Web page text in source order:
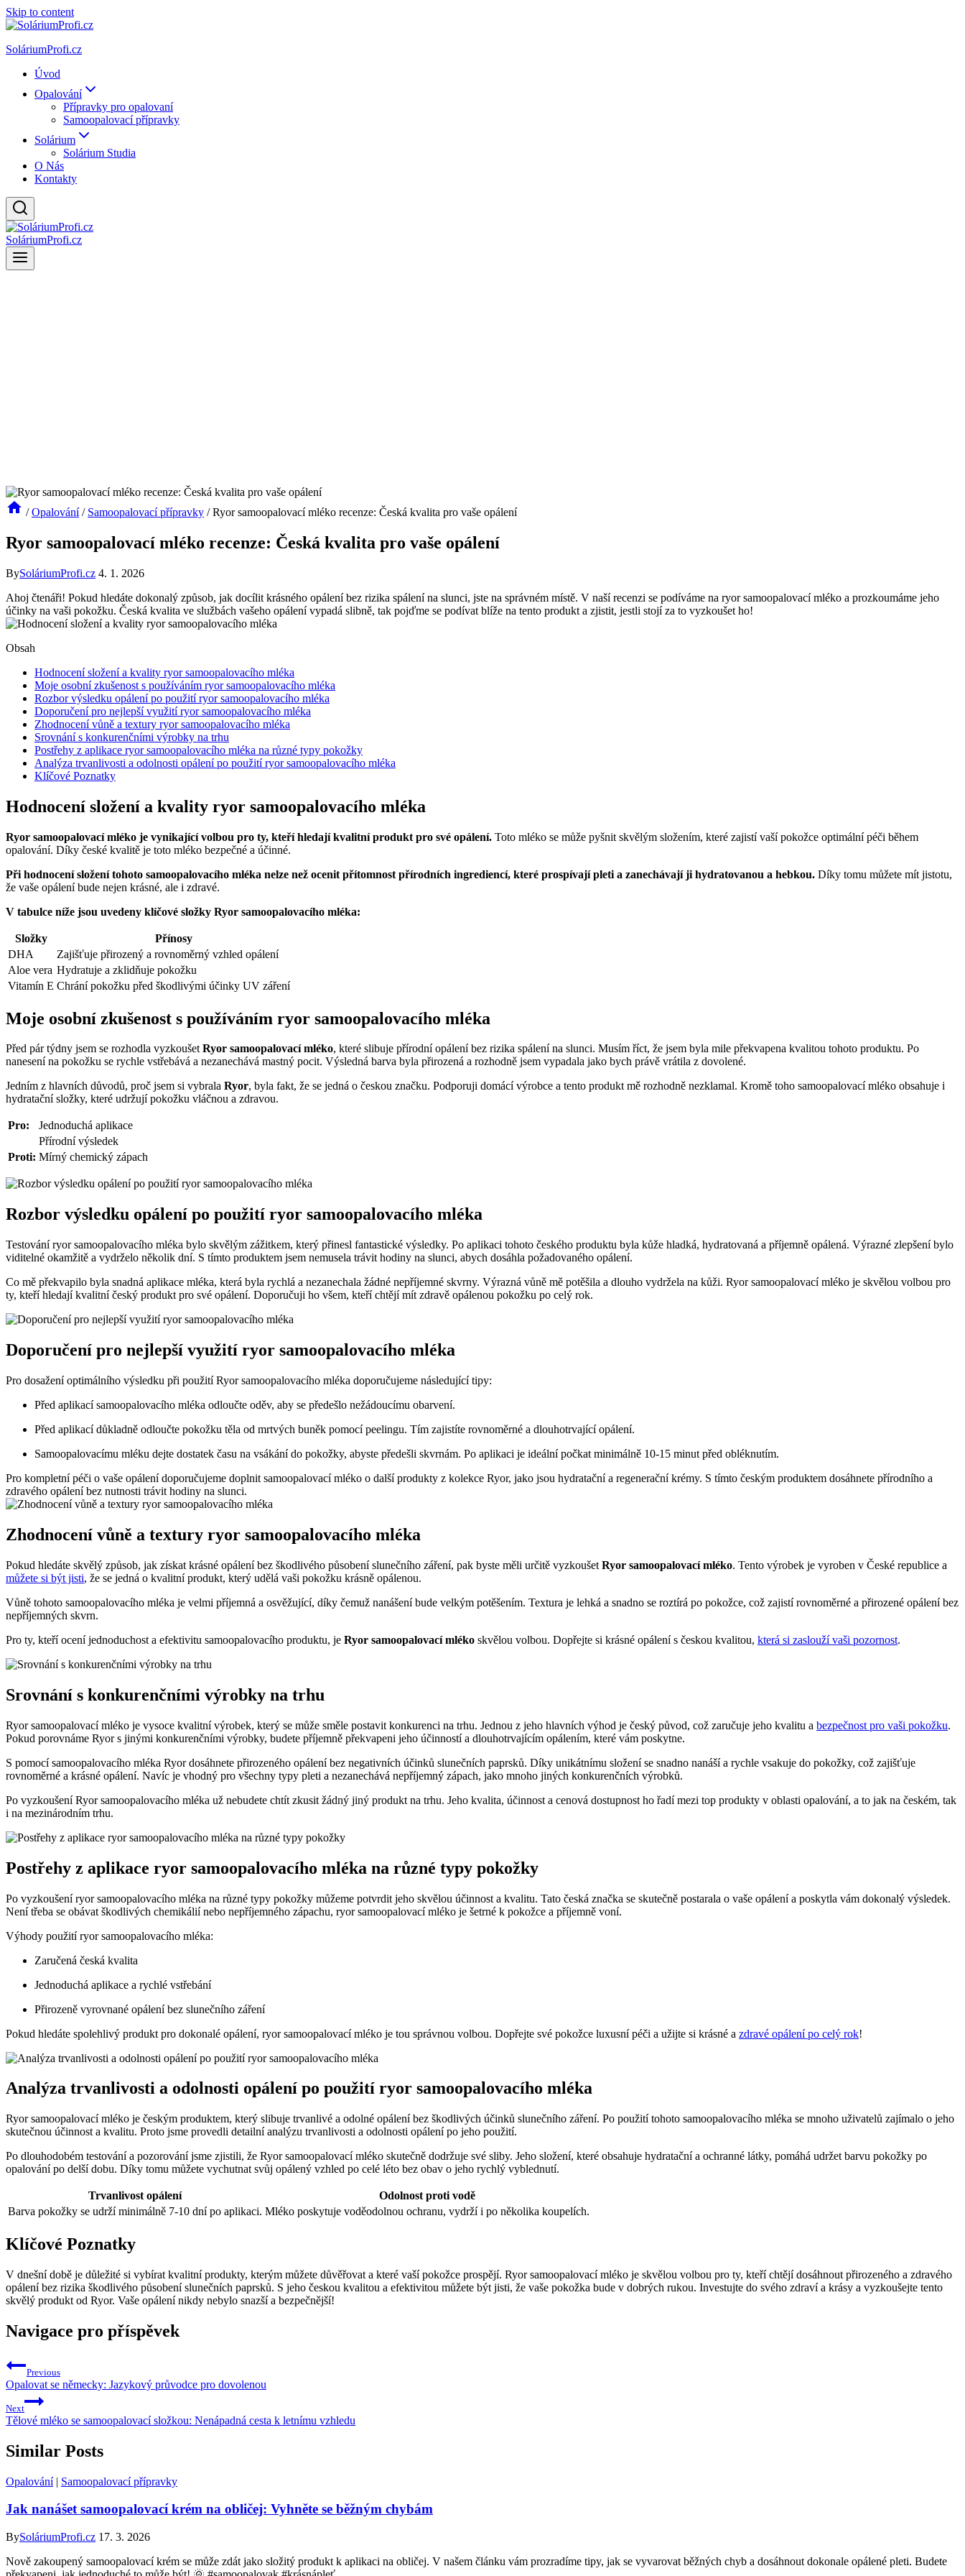
Skip to content
SoláriumProfi.cz
Úvod
Opalování
Přípravky pro opalovaní
Samoopalovací přípravky
Solárium
Solárium Studia
O Nás
Kontakty
SoláriumProfi.cz
/ Opalování / Samoopalovací přípravky / Ryor samoopalovací mléko recenze: Česká kvalita pro vaše opálení
Ryor samoopalovací mléko recenze: Česká kvalita pro vaše opálení
BySoláriumProfi.cz 4. 1. 2026
Ahoj čtenáři! Pokud hledáte dokonalý způsob, jak docílit krásného opálení bez rizika spálení na slunci, jste na správném místě. V naší recenzi se podíváme na ryor samoopalovací mléko a prozkoumáme jeho
účinky na vaši pokožku. Česká kvalita ve službách vašeho opálení vypadá slibně, tak pojďme se podívat blíže na tento produkt a zjistit, jestli stojí za to vyzkoušet ho!
Obsah
Hodnocení složení a kvality ryor samoopalovacího mléka
Moje osobní zkušenost s používáním ryor samoopalovacího mléka
Rozbor výsledku opálení po použití ryor samoopalovacího mléka
Doporučení pro nejlepší využití ryor samoopalovacího mléka
Zhodnocení vůně a textury ryor samoopalovacího mléka
Srovnání s konkurenčními výrobky na trhu
Postřehy z aplikace ryor samoopalovacího mléka na různé typy pokožky
Analýza trvanlivosti a odolnosti opálení po použití ryor samoopalovacího mléka
Klíčové Poznatky
Hodnocení složení a kvality ryor samoopalovacího mléka
Ryor samoopalovací mléko je vynikající volbou pro ty, kteří hledají kvalitní produkt pro své opálení. Toto mléko se může pyšnit skvělým složením, které zajistí vaší pokožce optimální péči během
opalování. Díky české kvalitě je toto mléko bezpečné a účinné.
Při hodnocení složení tohoto samoopalovacího mléka nelze než ocenit přítomnost přírodních ingrediencí, které prospívají pleti a zanechávají ji hydratovanou a hebkou. Díky tomu můžete mít jistotu,
že vaše opálení bude nejen krásné, ale i zdravé.
V tabulce níže jsou uvedeny klíčové složky Ryor samoopalovacího mléka:
Složky
Přínosy
DHA
Zajišťuje přirozený a rovnoměrný vzhled opálení
Aloe vera Hydratuje a zklidňuje pokožku
Vitamín E Chrání pokožku před škodlivými účinky UV záření
Moje osobní zkušenost s používáním ryor samoopalovacího mléka
Před pár týdny jsem se rozhodla vyzkoušetRyor samoopalovací mléko, které slibuje přírodní opálení bez rizika spálení na slunci. Musím říct, že jsem byla mile překvapena kvalitou tohoto produktu. Po
nanesení na pokožku se rychle vstřebává a nezanechává mastný pocit. Výsledná barva byla přirozená a rozhodně jsem vypadala jako bych právě vrátila z dovolené.
Jedním z hlavních důvodů, proč jsem si vybrala Ryor, byla fakt, že se jedná o českou značku. Podporuji domácí výrobce a tento produkt mě rozhodně nezklamal. Kromě toho samoopalovací mléko obsahuje i
hydratační složky, které udržují pokožku vláčnou a zdravou.
Pro:
Jednoduchá aplikace
Přírodní výsledek
Proti: Mírný chemický zápach
Rozbor výsledku opálení po použití ryor samoopalovacího mléka
Testování ryor samoopalovacího mléka bylo skvělým zážitkem, který přinesl fantastické výsledky. Po aplikaci tohoto českého produktu byla kůže hladká, hydratovaná a příjemně opálená. Výrazné zlepšení bylo
viditelné okamžitě a vydrželo několik dní. S tímto produktem jsem nemusela trávit hodiny na slunci, abych dosáhla požadovaného opálení.
Co mě překvapilo byla snadná aplikace mléka, která byla rychlá a nezanechala žádné nepříjemné skvrny. Výrazná vůně mě potěšila a dlouho vydržela na kůži. Ryor samoopalovací mléko je skvělou volbou pro
ty, kteří hledají kvalitní český produkt pro své opálení. Doporučuji ho všem, kteří chtějí mít zdravě opálenou pokožku po celý rok.
Doporučení pro nejlepší využití ryor samoopalovacího mléka
Pro dosažení optimálního výsledku při použití Ryor samoopalovacího mléka doporučujeme následující tipy:
Před aplikací samoopalovacího mléka odloučte oděv, aby se předešlo nežádoucímu obarvení.
Před aplikací důkladně odloučte pokožku těla od mrtvých buněk pomocí peelingu. Tím zajistíte rovnoměrné a dlouhotrvající opálení.
Samoopalovacímu mléku dejte dostatek času na vsákání do pokožky, abyste předešli skvrnám. Po aplikaci je ideální počkat minimálně 10-15 minut před obléknutím.
Pro kompletní péči o vaše opálení doporučujeme doplnit samoopalovací mléko o další produkty z kolekce Ryor, jako jsou hydratační a regenerační krémy. S tímto českým produktem dosáhnete přírodního a
zdravého opálení bez nutnosti trávit hodiny na slunci.
Zhodnocení vůně a textury ryor samoopalovacího mléka
Pokud hledáte skvělý způsob, jak získat krásné opálení bez škodlivého působení slunečního záření, pak byste měli určitě vyzkoušet Ryor samoopalovací mléko. Tento výrobek je vyroben v České republice a
můžete si být jisti, že se jedná o kvalitní produkt, který udělá vaši pokožku krásně opálenou.
Vůně tohoto samoopalovacího mléka je velmi příjemná a osvěžující, díky čemuž nanášení bude velkým potěšením. Textura je lehká a snadno se roztírá po pokožce, což zajistí rovnoměrné a přirozené opálení bez
nepříjemných skvrn.
Pro ty, kteří ocení jednoduchost a efektivitu samoopalovacího produktu, je Ryor samoopalovací mléko skvělou volbou. Dopřejte si krásné opálení s českou kvalitou, která si zaslouží vaši pozornost.
Srovnání s konkurenčními výrobky na trhu
Ryor samoopalovací mléko je vysoce kvalitní výrobek, který se může směle postavit konkurenci na trhu. Jednou z jeho hlavních výhod je český původ, což zaručuje jeho kvalitu a bezpečnost pro vaši pokožku.
Pokud porovnáme Ryor s jinými konkurenčními výrobky, budete příjemně překvapeni jeho účinností a dlouhotrvajícím opálením, které vám poskytne.
S pomocí samoopalovacího mléka Ryor dosáhnete přirozeného opálení bez negativních účinků slunečních paprsků. Díky unikátnímu složení se snadno nanáší a rychle vsakuje do pokožky, což zajišťuje
rovnoměrné a krásné opálení. Navíc je vhodný pro všechny typy pleti a nezanechává nepříjemný zápach, jako mnoho jiných konkurenčních výrobků.
Po vyzkoušení Ryor samoopalovacího mléka už nebudete chtít zkusit žádný jiný produkt na trhu. Jeho kvalita, účinnost a cenová dostupnost ho řadí mezi top produkty v oblasti opalování, a to jak na českém, tak
i na mezinárodním trhu.
Postřehy z aplikace ryor samoopalovacího mléka na různé typy pokožky
Po vyzkoušení ryor samoopalovacího mléka na různé typy pokožky můžeme potvrdit jeho skvělou účinnost a kvalitu. Tato česká značka se skutečně postarala o vaše opálení a poskytla vám dokonalý výsledek.
Není třeba se obávat škodlivých chemikálií nebo nepříjemného zápachu, ryor samoopalovací mléko je šetrné k pokožce a příjemně voní.
Výhody použití ryor samoopalovacího mléka:
Zaručená česká kvalita
Jednoduchá aplikace a rychlé vstřebání
Přirozeně vyrovnané opálení bez slunečního záření
Pokud hledáte spolehlivý produkt pro dokonalé opálení, ryor samoopalovací mléko je tou správnou volbou. Dopřejte své pokožce luxusní péči a užijte si krásné a zdravé opálení po celý rok!
Analýza trvanlivosti a odolnosti opálení po použití ryor samoopalovacího mléka
Ryor samoopalovací mléko je českým produktem, který slibuje trvanlivé a odolné opálení bez škodlivých účinků slunečního záření. Po použití tohoto samoopalovacího mléka se mnoho uživatelů zajímalo o jeho
skutečnou účinnost a kvalitu. Proto jsme provedli detailní analýzu trvanlivosti a odolnosti opálení po jeho použití.
Po dlouhodobém testování a pozorování jsme zjistili, že Ryor samoopalovací mléko skutečně dodržuje své sliby. Jeho složení, které obsahuje hydratační a ochranné látky, pomáhá udržet barvu pokožky po
opalování po delší dobu. Díky tomu můžete vychutnat svůj opálený vzhled po celé léto bez obav o jeho rychlý vyblednutí.
Trvanlivost opálení
Odolnost proti vodě
Barva pokožky se udrží minimálně 7-10 dní po aplikaci. Mléko poskytuje voděodolnou ochranu, vydrží i po několika koupelích.
Klíčové Poznatky
V dnešní době je důležité si vybírat kvalitní produkty, kterým můžete důvěřovat a které vaší pokožce prospějí. Ryor samoopalovací mléko je skvělou volbou pro ty, kteří chtějí dosáhnout přirozeného a zdravého
opálení bez rizika škodlivého působení slunečních paprsků. S jeho českou kvalitou a efektivitou můžete být jisti, že vaše pokožka bude v dobrých rukou. Investujte do svého zdraví a krásy a vyzkoušejte tento
skvělý produkt od Ryor. Vaše opálení nikdy nebylo snazší a bezpečnější!
Navigace pro příspěvek
Previous
Opalovat se německy: Jazykový průvodce pro dovolenou
Next
Tělové mléko se samoopalovací složkou: Nenápadná cesta k letnímu vzhledu
Similar Posts
Opalování| Samoopalovací přípravky
Jak nanášet samoopalovací krém na obličej: Vyhněte se běžným chybám
BySoláriumProfi.cz 17. 3. 2026
Nově zakoupený samoopalovací krém se může zdát jako složitý produkt k aplikaci na obličej. V našem článku vám prozradíme tipy, jak se vyvarovat běžných chyb a dosáhnout dokonale opálené pleti. Budete